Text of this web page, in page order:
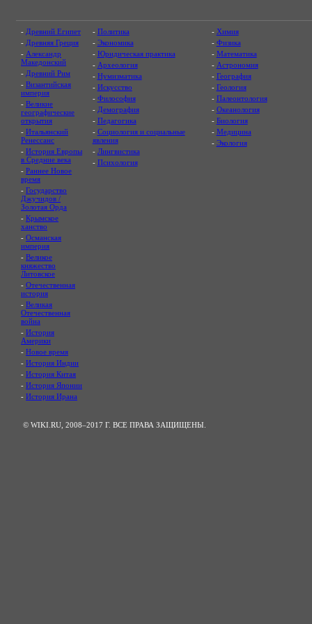
- Древний Египет
- Древняя Греция
- Александр
Македонский
- Древний Рим
- Византийская
империя
- Великие
географические
открытия
- Итальянский
Ренессанс
- История Европы
в Средние века
- Раннее Новое
время
- Государство
Джучидов /
Золотая Орда
- Крымское
ханство
- Османская
империя
- Великое
княжество
Литовское
- Отечественная
история
- Великая
Отечественная
война
- История
Америки
- Новое время
- История Индии
- История Китая
- История Японии
- История Ирана
- Политика
- Экономика
- Юридическая практика
- Археология
- Нумизматика
- Искусство
- Философия
- Демография
- Педагогика
- Социология и социальные
явления
- Лингвистика
- Психология
- Химия
- Физика
- Математика
- Астрономия
- География
- Геология
- Палеонтология
- Океанология
- Биология
- Медицина
- Экология
© WIKI.RU, 2008–2017 Г. ВСЕ ПРАВА ЗАЩИЩЕНЫ.